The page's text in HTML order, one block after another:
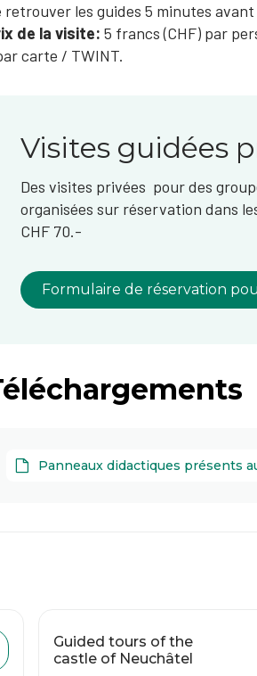
retrouver les guides 5 minutes
de la visite: 5 francs (CHF) ​par
carte / TWINT.​
Visites guidées
Des visites privées pour des
organisées sur réservation​ dans
CHF 70.-​
Formulaire de réservation
Panneaux didactiques présents
Guided tours of the
castle of Neuchâtel